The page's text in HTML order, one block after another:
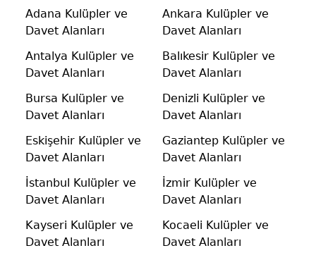
Adana Kulüpler ve
Davet Alanları
Ankara Kulüpler ve
Davet Alanları
Antalya Kulüpler ve
Davet Alanları
Balıkesir Kulüpler ve
Davet Alanları
Bursa Kulüpler ve
Davet Alanları
Denizli Kulüpler ve
Davet Alanları
Eskişehir Kulüpler ve
Davet Alanları
Gaziantep Kulüpler ve
Davet Alanları
İstanbul Kulüpler ve
Davet Alanları
İzmir Kulüpler ve
Davet Alanları
Kayseri Kulüpler ve
Davet Alanları
Kocaeli Kulüpler ve
Davet Alanları